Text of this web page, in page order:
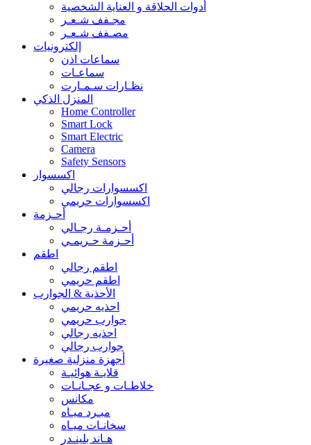
أدوات الحلاقة و العناية الشخصية
مجـفف شـعـر
مصـفف شـعـر
إلكترونيات
سماعات اذن
سماعـات
نظـارات سـمـارت
المنزل الذكي
Home Controller
Smart Lock
Smart Electric
Camera
Safety Sensors
اكسسوار
اكسسوارات رجالي
اكسسوارات حريمي
أحـزمة
أحـزمـة رجـالي
أحـزمة حـريمـي
اطقم
اطقم رجالي
اطقم حريمي
الأحذية & الجوارب
احذيه حريمي
جوارب حريمي
احذيه رجالي
جوارب رجالي
أجهزة منزلية صغيرة
قلايـة هوائيـة
خلاطـات و عجـانـات
مكانس
مبـرد ميـاه
سخانـات ميـاه
هـاند بلينـدر